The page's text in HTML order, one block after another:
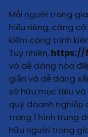
Mỗi người trong
hiếu riêng, càng
kiếm công trình
Tuy nhiên, https://
và dễ dàng hóa
giản và dễ dàng
sở hữu mục tiêu
quý doanh nghiệp
trong 1 hình trạng
hữu người trong